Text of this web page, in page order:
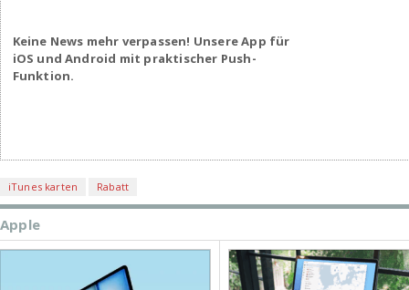
Keine News mehr verpassen! Unsere App für
iOS und Android mit praktischer Push-
Funktion.
iTunes karten Rabatt
Apple